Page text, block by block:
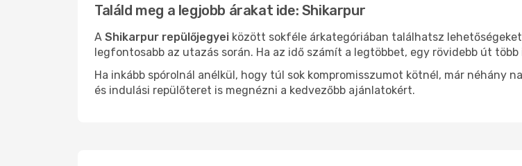
Találd meg a legjobb árakat ide: Shikarpur
A Shikarpur repülőjegyei között sokféle árkategóriában találhatsz
legfontosabb az utazás során. Ha az idő számít a legtöbbet, egy rövidebb út
Ha inkább spórolnál anélkül, hogy túl sok kompromisszumot kötnél, már néhány
és indulási repülőteret is megnézni a kedvezőbb ajánlatokért.